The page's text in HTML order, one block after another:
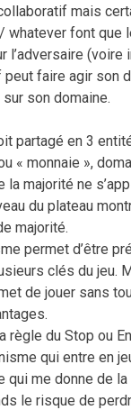
mais
whatever font que
l’adversaire (voire
peut faire agir son
son domaine.
partagé en 3
« monnaie »,
la majorité ne
du plateau
majorité.
permet d’être
clés du jeu.
de jouer sans
règle du Stop ou
qui entre en
qui me donne de
le risque de